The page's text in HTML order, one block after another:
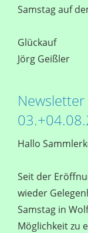
Samstag auf
Glückauf
Jörg Geißler
Hallo
Seit der
wieder
Samstag in
Möglichkeit zu